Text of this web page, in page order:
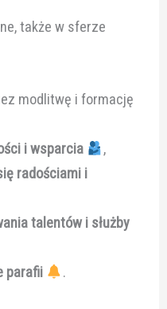
także w sferze
modlitwę i formację
i wsparcia
,
radościami i
talentów i służby
parafii .